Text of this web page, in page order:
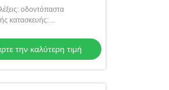
οδοντόπαστα
κατασκευής:
την καλύτερη τιμή